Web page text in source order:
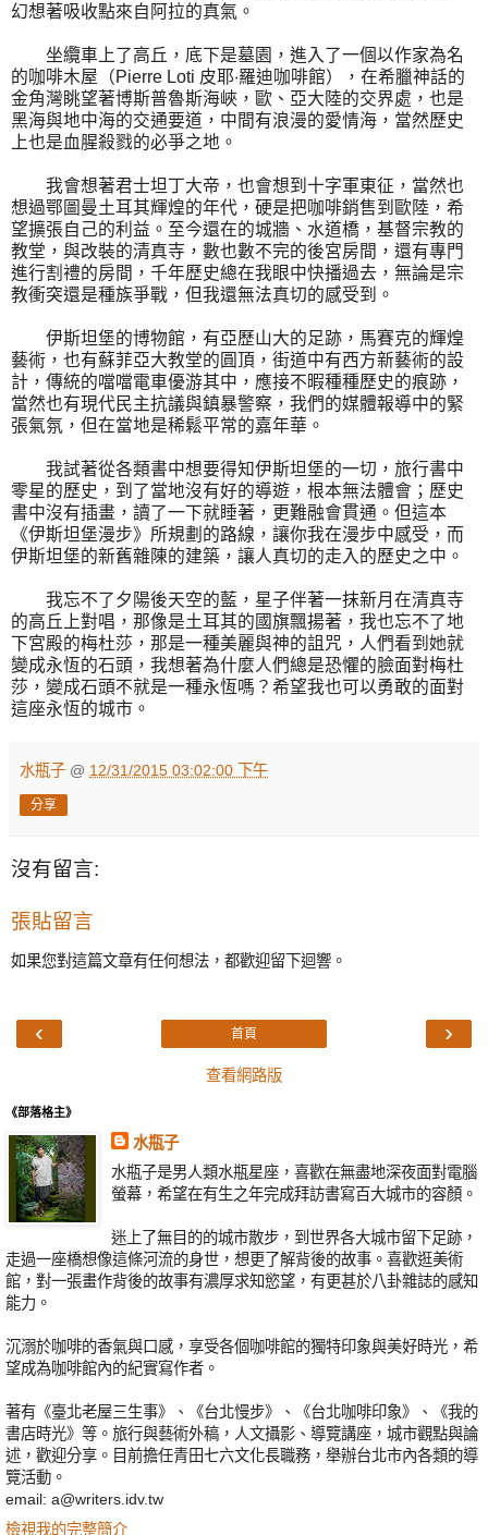
幻想著吸收點來自阿拉的真氣。
坐纜車上了高丘，底下是墓園，進入了一個以作家為名
的咖啡木屋（Pierre Loti 皮耶‧羅迪咖啡館），在希臘神話的
金角灣眺望著博斯普魯斯海峽，歐、亞大陸的交界處，也是
黑海與地中海的交通要道，中間有浪漫的愛情海，當然歷史
上也是血腥殺戮的必爭之地。
我會想著君士坦丁大帝，也會想到十字軍東征，當然也
想過鄂圖曼土耳其輝煌的年代，硬是把咖啡銷售到歐陸，希
望擴張自己的利益。至今還在的城牆、水道橋，基督宗教的
教堂，與改裝的清真寺，數也數不完的後宮房間，還有專門
進行割禮的房間，千年歷史總在我眼中快播過去，無論是宗
教衝突還是種族爭戰，但我還無法真切的感受到。
伊斯坦堡的博物館，有亞歷山大的足跡，馬賽克的輝煌
藝術，也有蘇菲亞大教堂的圓頂，街道中有西方新藝術的設
計，傳統的噹噹電車優游其中，應接不暇種種歷史的痕跡，
當然也有現代民主抗議與鎮暴警察，我們的媒體報導中的緊
張氣氛，但在當地是稀鬆平常的嘉年華。
我試著從各類書中想要得知伊斯坦堡的一切，旅行書中
零星的歷史，到了當地沒有好的導遊，根本無法體會；歷史
書中沒有插畫，讀了一下就睡著，更難融會貫通。但這本
《伊斯坦堡漫步》所規劃的路線，讓你我在漫步中感受，而
伊斯坦堡的新舊雜陳的建築，讓人真切的走入的歷史之中。
我忘不了夕陽後天空的藍，星子伴著一抹新月在清真寺
的高丘上對唱，那像是土耳其的國旗飄揚著，我也忘不了地
下宮殿的梅杜莎，那是一種美麗與神的詛咒，人們看到她就
變成永恆的石頭，我想著為什麼人們總是恐懼的臉面對梅杜
莎，變成石頭不就是一種永恆嗎？希望我也可以勇敢的面對
這座永恆的城市。
水瓶子 @ 12/31/2015 03:02:00 下午
分享
沒有留言:
張貼留言
如果您對這篇文章有任何想法，都歡迎留下迴響。
‹ ›
首頁
查看網路版
《部落格主》
水瓶子
水瓶子是男人類水瓶星座，喜歡在無盡地深夜面對電腦
螢幕，希望在有生之年完成拜訪書寫百大城市的容顏。
迷上了無目的的城市散步，到世界各大城市留下足跡，
走過一座橋想像這條河流的身世，想更了解背後的故事。喜歡逛美術
館，對一張畫作背後的故事有濃厚求知慾望，有更甚於八卦雜誌的感知
能力。
沉溺於咖啡的香氣與口感，享受各個咖啡館的獨特印象與美好時光，希
望成為咖啡館內的紀實寫作者。
著有《臺北老屋三生事》、《台北慢步》、《台北咖啡印象》、《我的
書店時光》等。旅行與藝術外稿，人文攝影、導覽講座，城市觀點與論
述，歡迎分享。目前擔任青田七六文化長職務，舉辦台北市內各類的導
覽活動。
email: a@writers.idv.tw
檢視我的完整簡介